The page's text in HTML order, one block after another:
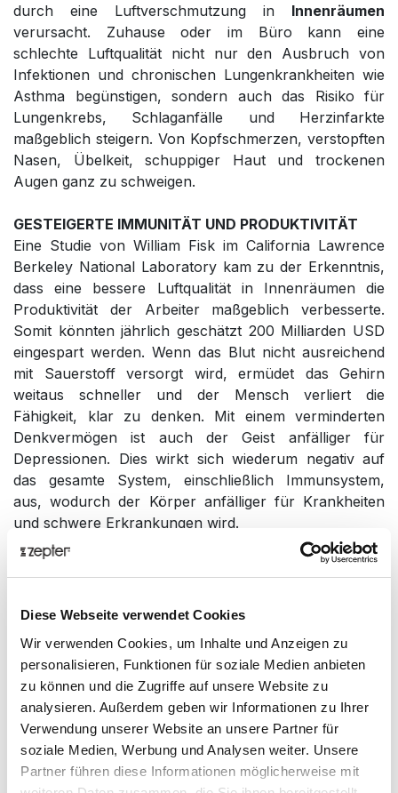
Diese Webseite verwendet Cookies
Wir verwenden Cookies, um Inhalte und Anzeigen zu
personalisieren, Funktionen für soziale Medien anbieten
zu können und die Zugriffe auf unsere Website zu
analysieren. Außerdem geben wir Informationen zu Ihrer
Verwendung unserer Website an unsere Partner für
soziale Medien, Werbung und Analysen weiter. Unsere
Partner führen diese Informationen möglicherweise mit
durch eine Luftverschmutzung in Innenräumen
verursacht. Zuhause oder im Büro kann eine
schlechte Luftqualität nicht nur den Ausbruch von
Infektionen und chronischen Lungenkrankheiten wie
Asthma begünstigen, sondern auch das Risiko für
Lungenkrebs, Schlaganfälle und Herzinfarkte
maßgeblich steigern. Von Kopfschmerzen, verstopften
Nasen, Übelkeit, schuppiger Haut und trockenen
Augen ganz zu schweigen.
GESTEIGERTE IMMUNITÄT UND PRODUKTIVITÄT
Eine Studie von William Fisk im California Lawrence
Berkeley National Laboratory kam zu der Erkenntnis,
dass eine bessere Luftqualität in Innenräumen die
Produktivität der Arbeiter maßgeblich verbesserte.
Somit könnten jährlich geschätzt 200 Milliarden USD
eingespart werden. Wenn das Blut nicht ausreichend
mit Sauerstoff versorgt wird, ermüdet das Gehirn
weitaus schneller und der Mensch verliert die
Fähigkeit, klar zu denken. Mit einem verminderten
Denkvermögen ist auch der Geist anfälliger für
Depressionen. Dies wirkt sich wiederum negativ auf
das gesamte System, einschließlich Immunsystem,
aus, wodurch der Körper anfälliger für Krankheiten
und schwere Erkrankungen wird.
IHRE WAFFE GEGEN SCHADSTOFFE UND
Schädliche Partikel, die sich in Ihren vier Wänden
Pollen und Schimmel. Wir haben zudem mit flüchtigen
organischen Verbindungen zu kämpfen. Dabei handelt
es sich um die chemischen Verbindungen, die sich zu
schädlichen Luftschadstoffen entwickeln können und
von Farben, Reinigungsmitteln, Lösungen und anderen
Haushaltsprodukten abgegeben werden. Während der
Erkältungs- und Grippezeit trägt die Luftqualität in